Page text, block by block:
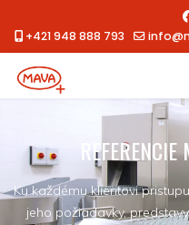
+421 948 888 793
Ku každému klientovi
jeho požiadavky,